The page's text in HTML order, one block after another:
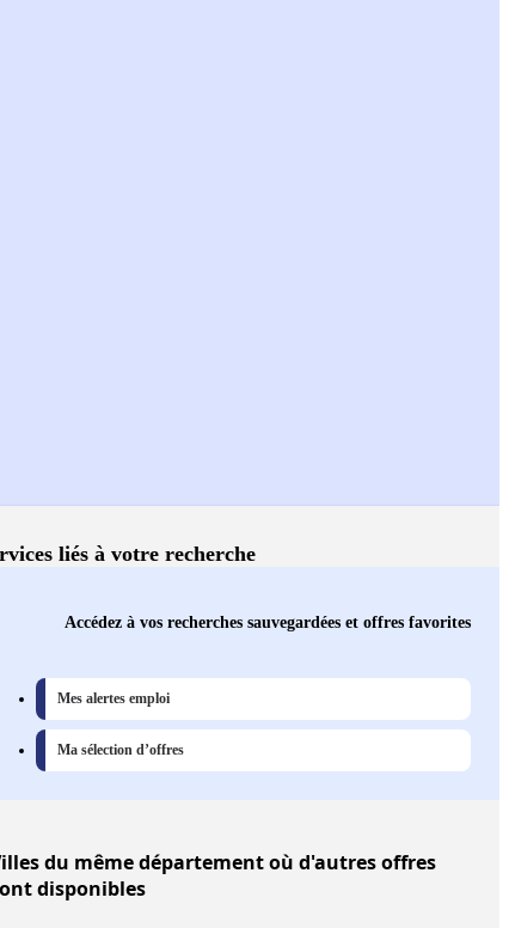
liés à votre recherche
Accédez à vos recherches sauvegardées et offres favorites
Mes alertes emploi
Ma sélection d’offres
du même département où d'autres offres
disponibles